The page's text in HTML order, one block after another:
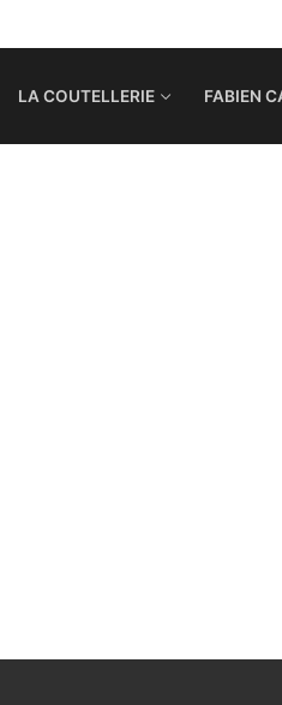
LA COUTELLERIE FABIEN